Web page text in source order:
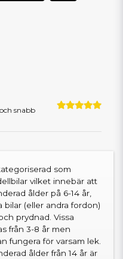
snabb
som
vilket innebär att
ålder på 6-14 år,
bilar (eller andra fordon)
prydnad. Vissa
från 3-8 år men
fungera för varsam lek.
ålder från 14 år är